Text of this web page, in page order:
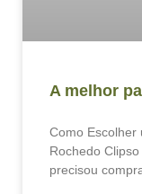
A melhor
Como Escolher
Rochedo
precisou